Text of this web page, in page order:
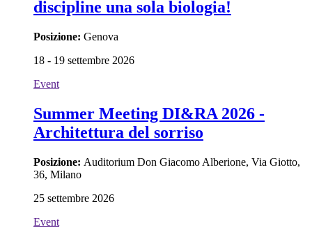
discipline una sola biologia!
Posizione: Genova
18 - 19 settembre 2026
Event
Summer Meeting DI&RA 2026 -
Architettura del sorriso
Posizione: Auditorium Don Giacomo Alberione, Via Giotto,
36, Milano
25 settembre 2026
Event